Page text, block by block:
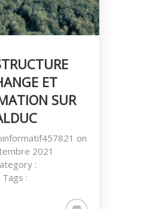
ET
SUR
on
2021
:
Tags :